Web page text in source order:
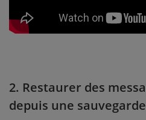
2. Restaurer des
depuis une